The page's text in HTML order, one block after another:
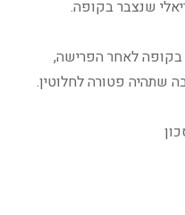
לאחר הפרישה,
שתהיה פטורה לחלוטין.